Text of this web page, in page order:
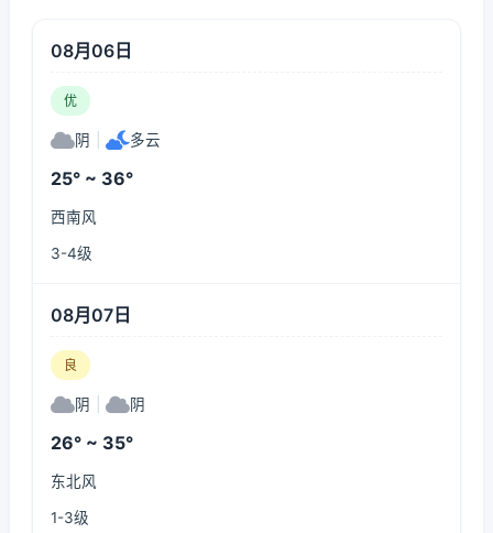
08月06日
优
阴 多云
25° ~ 36°
西南风
3-4级
08月07日
良
阴 阴
26° ~ 35°
东北风
1-3级